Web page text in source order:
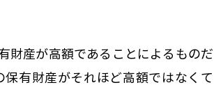
財産が高額であることによるものだ
有財産がそれほど高額ではなくて